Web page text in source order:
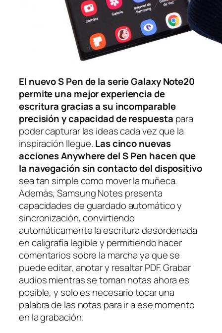
El nuevo S Pen de la serie Galaxy Note20
permite una mejor experiencia de
escritura gracias a su incomparable
precisión y capacidad de respuesta para
poder capturar las ideas cada vez que la
inspiración llegue. Las cinco nuevas
accionesAnywheredel S Pen hacen que
la navegación sin contacto del dispositivo
sea tan simple como mover la muñeca.
Además, Samsung Notes presenta
capacidades de guardado automático y
sincronización, convirtiendo
automáticamente la escritura desordenada
en caligrafía legible y permitiendo hacer
comentarios sobre la marcha ya que se
puede editar, anotar y resaltar PDF. Grabar
audios mientras se toman notas ahora es
posible, y solo es necesario tocar una
palabra de las notas para ir a ese momento
en la grabación.